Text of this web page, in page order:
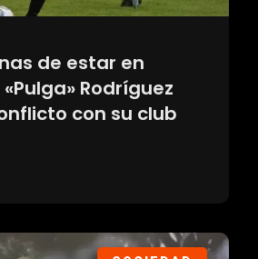
de estar en
Rodríguez
con su club